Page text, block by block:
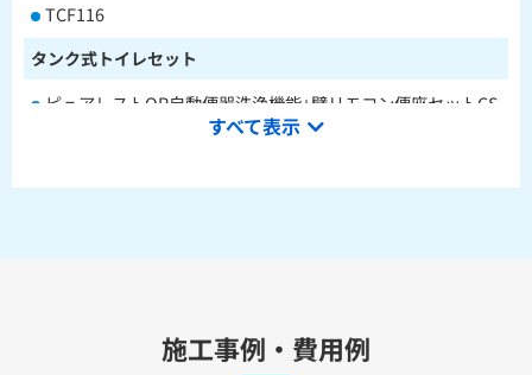
TCF116
タンク式トイレセット
ピュアレストQR自動便器洗浄機能+壁リモコン便座セットCS
232BM+SH233BA+TCF4714AK
TKS05321Z TKS05305JA TKS05305ZA
TKS05301J TKS05311J
TKS05310J
すべて表示
施工事例・費用例